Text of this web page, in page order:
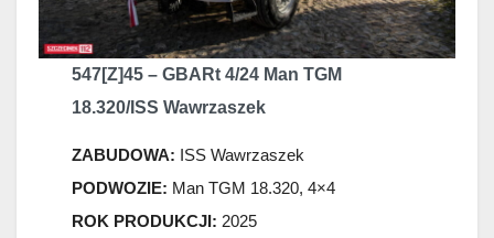
547[Z]45 – GBARt 4/24 Man TGM
18.320/ISS Wawrzaszek
ZABUDOWA: ISS Wawrzaszek
PODWOZIE: Man TGM 18.320, 4×4
ROK PRODUKCJI: 2025